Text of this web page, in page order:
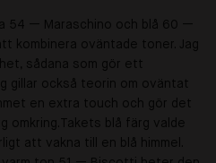
54 — Maraschino och blå 60 —
kombinera oväntade toner. Jag
sådana som gör ett
gillar också teorin om oväntat
en extra touch och gör det
omkring. Takets blå färg valde
att vakna till en blå himmel.